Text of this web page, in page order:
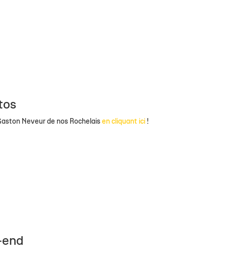
Neveur de nos Rochelaisen cliquant ici !